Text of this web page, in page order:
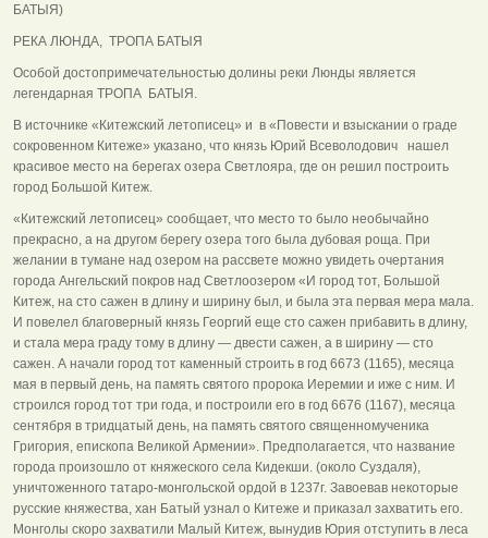
БАТЫЯ)
РЕКА ЛЮНДА, ТРОПА БАТЫЯ
Особой достопримечательностью долины реки Люнды является
легендарная ТРОПА БАТЫЯ.
В источнике «Китежский летописец» и в «Повести и взыскании о граде
сокровенном Китеже» указано, что князь Юрий Всеволодович нашел
красивое место на берегах озера Светлояра, где он решил построить
город Большой Китеж.
«Китежский летописец» сообщает, что место то было необычайно
прекрасно, а на другом берегу озера того была дубовая роща. При
желании в тумане над озером на рассвете можно увидеть очертания
города Ангельский покров над Светлоозером «И город тот, Большой
Китеж, на сто сажен в длину и ширину был, и была эта первая мера мала.
И повелел благоверный князь Георгий еще сто сажен прибавить в длину,
и стала мера граду тому в длину — двести сажен, а в ширину — сто
сажен. А начали город тот каменный строить в год 6673 (1165), месяца
мая в первый день, на память святого пророка Иеремии и иже с ним. И
строился город тот три года, и построили его в год 6676 (1167), месяца
сентября в тридцатый день, на память святого священномученика
Григория, епископа Великой Армении». Предполагается, что название
города произошло от княжеского села Кидекши. (около Суздаля),
уничтоженного татаро-монгольской ордой в 1237г. Завоевав некоторые
русские княжества, хан Батый узнал о Китеже и приказал захватить его.
Монголы скоро захватили Малый Китеж, вынудив Юрия отступить в леса